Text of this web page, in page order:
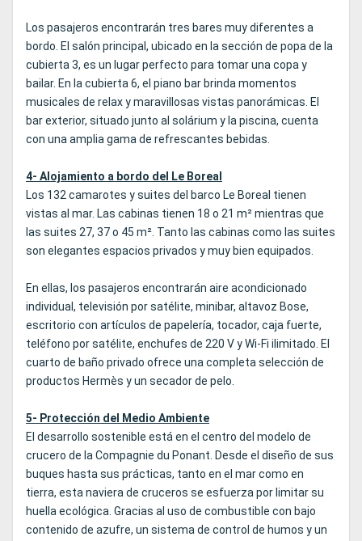
Los pasajeros encontrarán tres bares muy diferentes a
bordo. El salón principal, ubicado en la sección de popa de la
cubierta 3, es un lugar perfecto para tomar una copa y
bailar. En la cubierta 6, el piano bar brinda momentos
musicales de relax y maravillosas vistas panorámicas. El
bar exterior, situado junto al solárium y la piscina, cuenta
con una amplia gama de refrescantes bebidas.
4- Alojamiento a bordo del Le Boreal
Los 132 camarotes y suites del barco Le Boreal tienen
vistas al mar. Las cabinas tienen 18 o 21 m² mientras que
las suites 27, 37 o 45 m². Tanto las cabinas como las suites
son elegantes espacios privados y muy bien equipados.
En ellas, los pasajeros encontrarán aire acondicionado
individual, televisión por satélite, minibar, altavoz Bose,
escritorio con artículos de papelería, tocador, caja fuerte,
teléfono por satélite, enchufes de 220 V y Wi-Fi ilimitado. El
cuarto de baño privado ofrece una completa selección de
productos Hermès y un secador de pelo.
5- Protección del Medio Ambiente
El desarrollo sostenible está en el centro del modelo de
crucero de la Compagnie du Ponant. Desde el diseño de sus
buques hasta sus prácticas, tanto en el mar como en
tierra, esta naviera de cruceros se esfuerza por limitar su
huella ecológica. Gracias al uso de combustible con bajo
contenido de azufre, un sistema de control de humos y un